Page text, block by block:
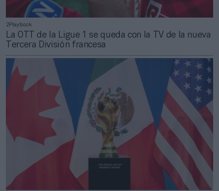
2Playbook
La OTT de la Ligue 1 se queda con la TV de la nueva
Tercera División francesa